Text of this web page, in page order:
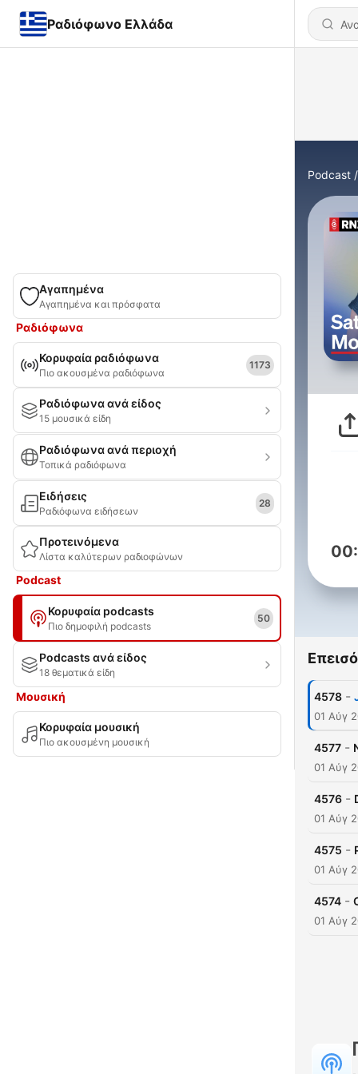
Ραδιόφωνο Ελλάδα
Αγαπημένα
Αγαπημένα και πρόσφατα
Ραδιόφωνα
Κορυφαία ραδιόφωνα
Πιο ακουσμένα ραδιόφωνα
1173
Ραδιόφωνα ανά είδος
15 μουσικά είδη
Ραδιόφωνα ανά περιοχή
Τοπικά ραδιόφωνα
Ειδήσεις
Ραδιόφωνα ειδήσεων
28
Προτεινόμενα
Λίστα καλύτερων ραδιοφώνων
Podcast
Κορυφαία podcasts
Πιο δημοφιλή podcasts
50
Podcasts ανά είδος
18 θεματικά είδη
Μουσική
Κορυφαία μουσική
Πιο ακουσμένη μουσική
Podcast
4578 -
01 Αύγ
4577 -
01 Αύγ
4576 -
01 Αύγ
4575 -
01 Αύγ
4574 -
01 Αύγ